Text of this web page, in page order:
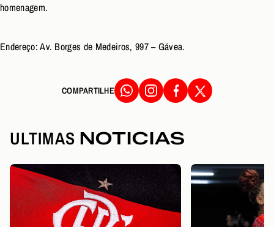
homenagem.
Endereço: Av. Borges de Medeiros, 997 – Gávea.
COMPARTILHE
ULTIMAS NOTICIAS